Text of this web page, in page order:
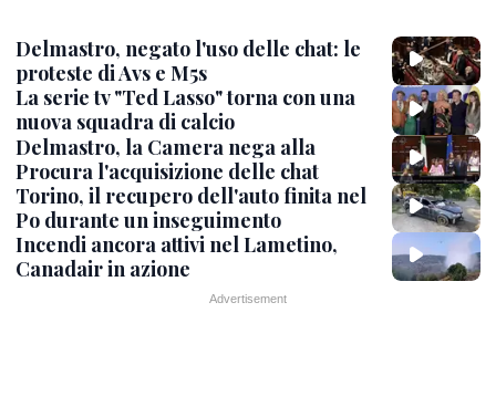
Delmastro, negato l'uso delle chat: le
proteste di Avs e M5s
La serie tv "Ted Lasso" torna con una
nuova squadra di calcio
Delmastro, la Camera nega alla
Procura l'acquisizione delle chat
Torino, il recupero dell'auto finita nel
Po durante un inseguimento
Incendi ancora attivi nel Lametino,
Canadair in azione